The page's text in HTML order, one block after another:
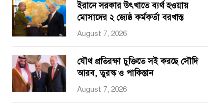
ইরানে সরকার উৎখাতে ব্যর্থ হওয়ায়
মোসাদের ২ জ্যেষ্ঠ কর্মকর্তা বরখাস্ত
August 7, 2026
যৌথ প্রতিরক্ষা চুক্তিতে সই করছে সৌদি
আরব, তুরস্ক ও পাকিস্তান
August 7, 2026